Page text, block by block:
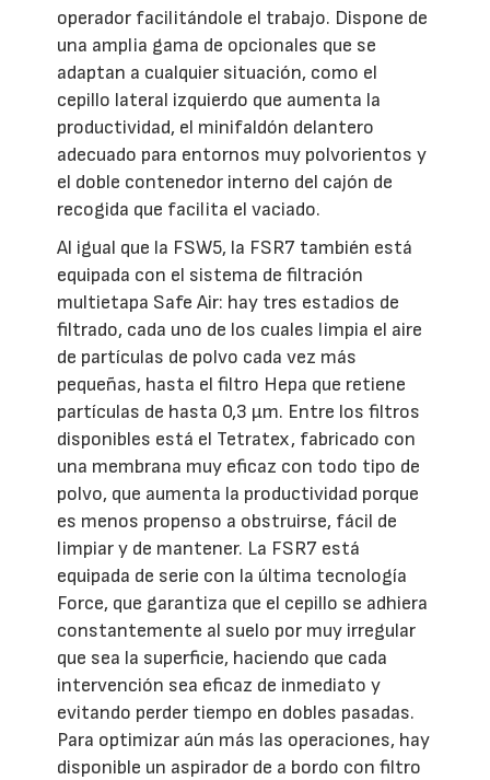
operador facilitándole el trabajo. Dispone de
una amplia gama de opcionales que se
adaptan a cualquier situación, como el
cepillo lateral izquierdo que aumenta la
productividad, el minifaldón delantero
adecuado para entornos muy polvorientos y
el doble contenedor interno del cajón de
recogida que facilita el vaciado.
Al igual que la FSW5, la FSR7 también está
equipada con el sistema de filtración
multietapa Safe Air: hay tres estadios de
filtrado, cada uno de los cuales limpia el aire
de partículas de polvo cada vez más
pequeñas, hasta el filtro Hepa que retiene
partículas de hasta 0,3 µm. Entre los filtros
disponibles está el Tetratex, fabricado con
una membrana muy eficaz con todo tipo de
polvo, que aumenta la productividad porque
es menos propenso a obstruirse, fácil de
limpiar y de mantener. La FSR7 está
equipada de serie con la última tecnología
Force, que garantiza que el cepillo se adhiera
constantemente al suelo por muy irregular
que sea la superficie, haciendo que cada
intervención sea eficaz de inmediato y
evitando perder tiempo en dobles pasadas.
Para optimizar aún más las operaciones, hay
disponible un aspirador de a bordo con filtro